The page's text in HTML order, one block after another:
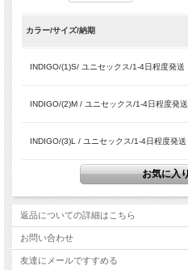
カラー/サイズ/納期
INDIGO/(1)S/ ユニセックス/1-4日程度発送
INDIGO/(2)M / ユニセックス/1-4日程度発送
INDIGO/(3)L / ユニセックス/1-4日程度発送
返品についての詳細はこちら
お問い合わせ
友達にメールですすめる